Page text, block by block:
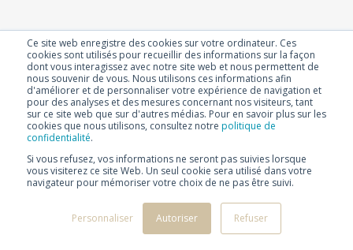
Ce site web enregistre des cookies sur votre ordinateur. Ces
cookies sont utilisés pour recueillir des informations sur la façon
dont vous interagissez avec notre site web et nous permettent de
nous souvenir de vous. Nous utilisons ces informations afin
d'améliorer et de personnaliser votre expérience de navigation et
pour des analyses et des mesures concernant nos visiteurs, tant
sur ce site web que sur d'autres médias. Pour en savoir plus sur les
cookies que nous utilisons, consultez notre politique de
confidentialité.
Si vous refusez, vos informations ne seront pas suivies lorsque
vous visiterez ce site Web. Un seul cookie sera utilisé dans votre
navigateur pour mémoriser votre choix de ne pas être suivi.
Personnaliser Autoriser Refuser
2007
Juin
1986 1996 1997 1998 2000 2002
2003
2004
2005 2006 2007 2008 2009
2010
2011
2012
2019 2020 2021 2023
2025
2026